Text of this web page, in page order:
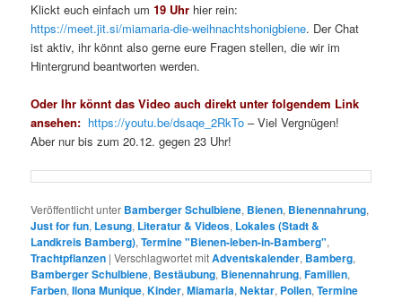
Klickt euch einfach um19 Uhr hier rein:
https://meet.jit.si/miamaria-die-weihnachtshonigbiene. Der Chat
ist aktiv, ihr könnt also gerne eure Fragen stellen, die wir im
Hintergrund beantworten werden.
Oder Ihr könnt das Video auch direkt unter folgendem Link
ansehen: https://youtu.be/dsaqe_2RkTo – Viel Vergnügen!
Aber nur bis zum 20.12. gegen 23 Uhr!
Veröffentlicht unter Bamberger Schulbiene, Bienen, Bienennahrung,
Just for fun, Lesung, Literatur & Videos, Lokales (Stadt &
Landkreis Bamberg),Termine "Bienen-leben-in-Bamberg",
Trachtpflanzen |Verschlagwortet mitAdventskalender, Bamberg,
Bamberger Schulbiene, Bestäubung, Bienennahrung,Familien,
Farben,Ilona Munique,Kinder,Miamaria,Nektar, Pollen,Termine